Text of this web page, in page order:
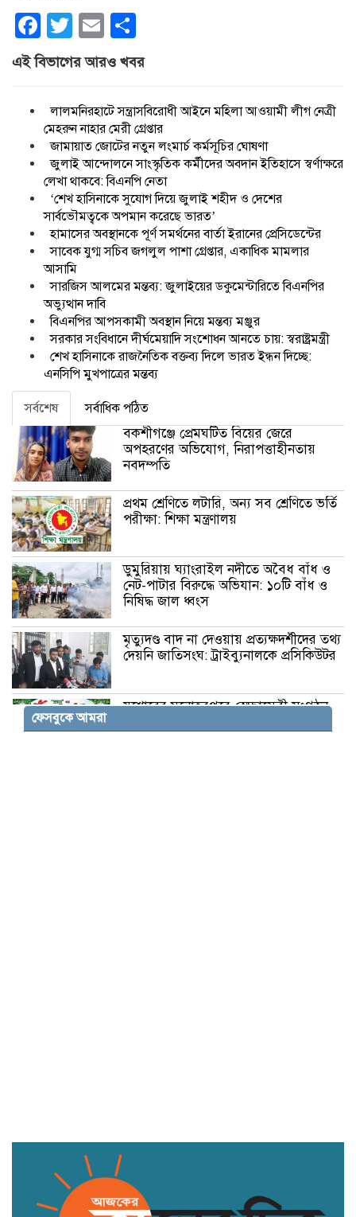
Facebook
Twitter
Email
এই বিভাগের আরও খবর
লালমনিরহাটে সন্ত্রাসবিরোধী আইনে মহিলা আওয়ামী লীগ নেত্রী
মেহরুন নাহার মেরী গ্রেপ্তার
জামায়াত জোটের নতুন লংমার্চ কর্মসূচির ঘোষণা
জুলাই আন্দোলনে সাংস্কৃতিক কর্মীদের অবদান ইতিহাসে স্বর্ণাক্ষরে
লেখা থাকবে: বিএনপি নেতা
‘শেখ হাসিনাকে সুযোগ দিয়ে জুলাই শহীদ ও দেশের
সার্বভৌমত্বকে অপমান করেছে ভারত’
হামাসের অবস্থানকে পূর্ণ সমর্থনের বার্তা ইরানের প্রেসিডেন্টের
সাবেক যুগ্ম সচিব জগলুল পাশা গ্রেপ্তার, একাধিক মামলার
আসামি
সারজিস আলমের মন্তব্য: জুলাইয়ের ডকুমেন্টারিতে বিএনপির
অভ্যুত্থান দাবি
বিএনপির আপসকামী অবস্থান নিয়ে মন্তব্য মঞ্জুর
সরকার সংবিধানে দীর্ঘমেয়াদি সংশোধন আনতে চায়: স্বরাষ্ট্রমন্ত্রী
শেখ হাসিনাকে রাজনৈতিক বক্তব্য দিলে ভারত ইন্ধন দিচ্ছে:
এনসিপি মুখপাত্রের মন্তব্য
সর্বশেষ সর্বাধিক পঠিত
বকশীগঞ্জে প্রেমঘটিত বিয়ের জেরে
অপহরণের অভিযোগ, নিরাপত্তাহীনতায়
নবদম্পতি
প্রথম শ্রেণিতে লটারি, অন্য সব শ্রেণিতে ভর্তি
পরীক্ষা: শিক্ষা মন্ত্রণালয়
ডুমুরিয়ায় ঘ্যাংরাইল নদীতে অবৈধ বাঁধ ও
নেট-পাটার বিরুদ্ধে অভিযান: ১০টি বাঁধ ও
নিষিদ্ধ জাল ধ্বংস
মৃত্যুদণ্ড বাদ না দেওয়ায় প্রত্যক্ষদর্শীদের তথ্য
দেয়নি জাতিসংঘ: ট্রাইব্যুনালকে প্রসিকিউটর
যশোরের মনোহরপুরে স্বেচ্ছাসেবী সংগঠন
ফেসবুকে আমরা